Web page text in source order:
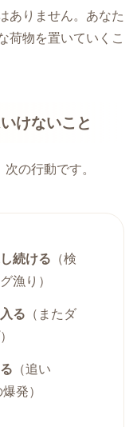
ありません。あなた
荷物を置いていくこ
けないこと
の行動です。
続ける （検
漁り）
る （またダ
（追い
発）